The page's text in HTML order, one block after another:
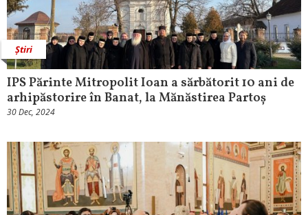
Știri
IPS Părinte Mitropolit Ioan a sărbătorit 10 ani de
arhipăstorire în Banat, la Mănăstirea Partoș
30 Dec, 2024